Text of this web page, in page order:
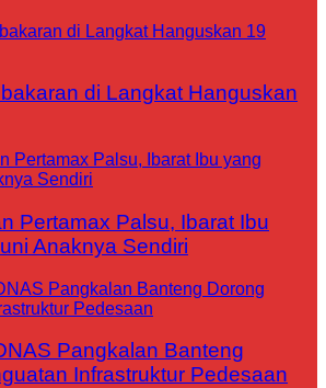
di Langkat Hanguskan
Pertamax Palsu, Ibarat Ibu
Anaknya Sendiri
Pangkalan Banteng
Infrastruktur Pedesaan